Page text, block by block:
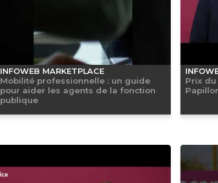
INFOWEB MARKETPLACE
Mobilité professionnelle : un guide
pour aider les agents de la fonction
publique
Prix